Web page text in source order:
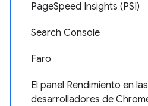
PageSpeed Insights (PSI)
Search Console
Faro
El panel Rendimiento en
desarrolladores de